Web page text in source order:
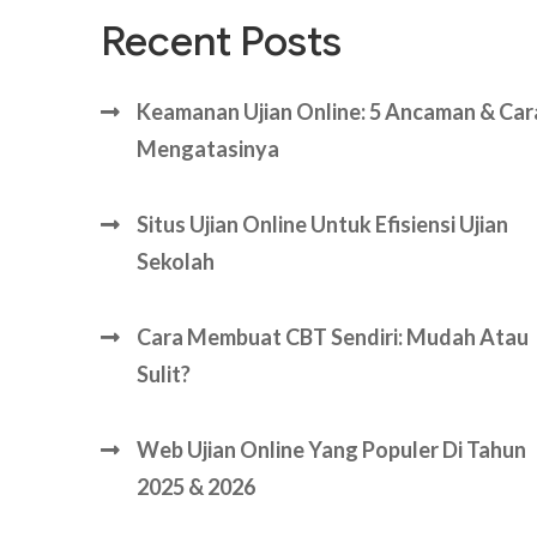
Recent Posts
Keamanan Ujian Online: 5 Ancaman &
Mengatasinya
Situs Ujian Online Untuk Efisiensi Ujian
Sekolah
Cara Membuat CBT Sendiri: Mudah Atau
Sulit?
Web Ujian Online Yang Populer Di Tahun
2025 & 2026